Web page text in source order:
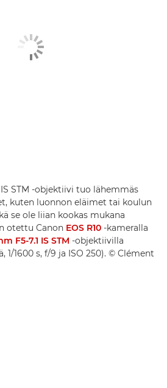
IS STM -objektiivi tuo lähemmäs
kuten luonnon eläimet tai koulun
se ole liian kookas mukana
otettu Canon EOS R10 -kameralla
F5-7.1 IS STM -objektiivilla
1/1600 s, f/9 ja ISO 250). © Clément